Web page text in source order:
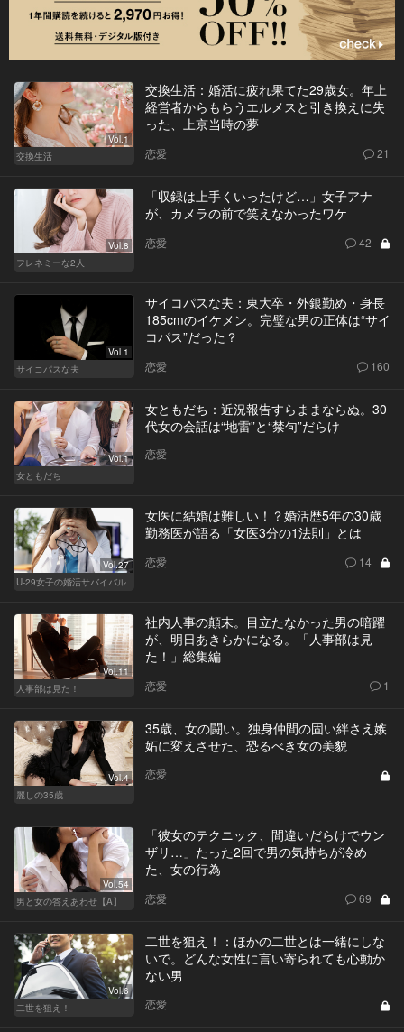
Vol.1
交換生活
交換生活：婚活に疲れ果てた29歳女。年上
経営者からもらうエルメスと引き換えに失
った、上京当時の夢
恋愛 21
Vol.8
フレネミーな2人
「収録は上手くいったけど…」女子アナ
が、カメラの前で笑えなかったワケ
恋愛 42
Vol.1
サイコパスな夫
サイコパスな夫：東大卒・外銀勤め・身長
185cmのイケメン。完璧な男の正体は“サイ
コパス”だった？
恋愛 160
Vol.1
女ともだち
女ともだち：近況報告すらままならぬ。30
代女の会話は“地雷”と“禁句”だらけ
恋愛
Vol.27
U-29女子の婚活サバイバル
女医に結婚は難しい！？婚活歴5年の30歳
勤務医が語る「女医3分の1法則」とは
恋愛 14
Vol.11
人事部は見た！
社内人事の顛末。目立たなかった男の暗躍
が、明日あきらかになる。「人事部は見
た！」総集編
恋愛 1
Vol.4
麗しの35歳
35歳、女の闘い。独身仲間の固い絆さえ嫉
妬に変えさせた、恐るべき女の美貌
恋愛
Vol.54
男と女の答えあわせ【A】
「彼女のテクニック、間違いだらけでウン
ザリ…」たった2回で男の気持ちが冷め
た、女の行為
恋愛 69
Vol.6
二世を狙え！
二世を狙え！：ほかの二世とは一緒にしな
いで。どんな女性に言い寄られても心動か
ない男
恋愛